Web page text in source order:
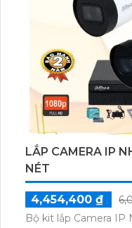
LẮP CAMERA IP
NÉT
4,454,400 ₫
Bộ kit lắp Camera IP